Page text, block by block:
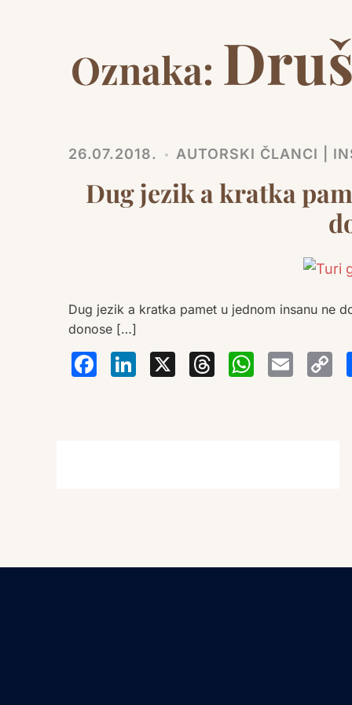
Oznaka:
26.07.2018. AUTORSKI ČLANCI |
Dug jezik a kratka
Dug jezik a kratka pamet u jednom insanu ne
donose […]
Facebook
LinkedIn
X